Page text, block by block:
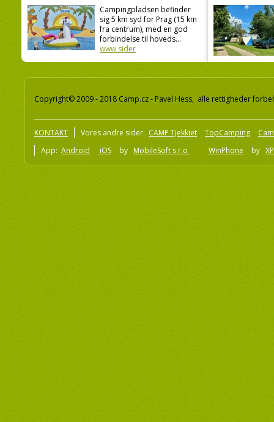
Campingpladsen befinder
sig 5 km syd for Prag (15 km
fra centrum), med en god
forbindelse til hoveds...
www sider
Copyright© 2009 - 2018 Camp.cz - Pavel Hess, alle rettigheder
KONTAKT Vores andre sider: CAMP Tjekkiet TopCamping
App: Android iOS by MobileSoft s.r.o WinPhone by